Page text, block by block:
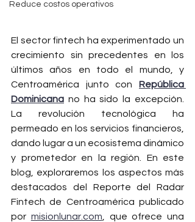
Reduce costos operativos
El sector fintech ha experimentado un
crecimiento sin precedentes en los
últimos años en todo el mundo, y
Centroamérica junto con República
Dominicana no ha sido la excepción.
La revolución tecnológica ha
permeado en los servicios financieros,
dando lugar a un ecosistema dinámico
y prometedor en la región. En este
blog, exploraremos los aspectos más
destacados del Reporte del Radar
Fintech de Centroamérica publicado
por misionlunar.com , que ofrece una